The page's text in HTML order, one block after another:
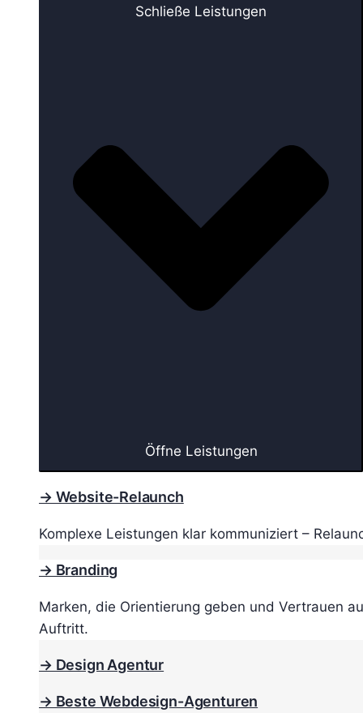
Schließe Leistungen
Öffne Leistungen
→ Website-Relaunch
Komplexe Leistungen klar kommuniziert –
→ Branding
Marken, die Orientierung geben und Vertrauen
Auftritt.
→ Design Agentur
→ Beste Webdesign-Agenturen